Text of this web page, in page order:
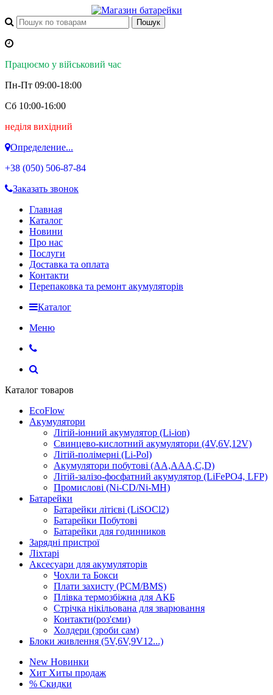
Працюємо у військовий час
Пн-Пт 09:00-18:00
Сб 10:00-16:00
неділя вихідний
Определение...
+38 (050) 506-87-84
Заказать звонок
Главная
Каталог
Новини
Про нас
Послуги
Доставка та оплата
Контакти
Перепаковка та ремонт акумуляторів
Каталог
Меню
Каталог товаров
EcoFlow
Акумулятори
Літій-іонний акумулятор (Li-ion)
Свинцево-кислотний акумулятори (4V,6V,12V)
Літій-полімерні (Li-Pol)
Акумулятори побутові (AA,AAA,C,D)
Літій-залізо-фосфатний акумулятор (LiFePO4, LFP)
Промислові (Ni-CD/Ni-MH)
Батарейки
Батарейки літієві (LiSOCl2)
Батарейки Побутові
Батарейки для годинников
Зарядні пристрої
Ліхтарі
Аксесуари для акумуляторів
Чохли та Бокси
Плати захисту (PCM/BMS)
Плівка термозбіжна для АКБ
Стрічка нікільована для зварювання
Контакти(роз'єми)
Холдери (зроби сам)
Блоки живлення (5V,6V,9V12...)
New Новинки
Хит Хиты продаж
% Скидки